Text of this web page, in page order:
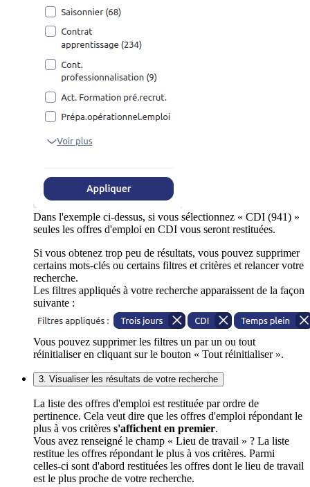
Dans l'exemple ci-dessus, si vous sélectionnez « CDI (941) »
seules les offres d'emploi en CDI vous seront restituées.
Si vous obtenez trop peu de résultats, vous pouvez supprimer
certains mots-clés ou certains filtres et critères et relancer votre
recherche.
Les filtres appliqués à votre recherche apparaissent de la façon
suivante :
Vous pouvez supprimer les filtres un par un ou tout
réinitialiser en cliquant sur le bouton « Tout réinitialiser ».
3. Visualiser les résultats de votre recherche
La liste des offres d'emploi est restituée par ordre de
pertinence. Cela veut dire que les offres d'emploi répondant le
plus à vos critères s'affichent en premier.
Vous avez renseigné le champ « Lieu de travail » ? La liste
restitue les offres répondant le plus à vos critères. Parmi
celles-ci sont d'abord restituées les offres dont le lieu de travail
est le plus proche de votre recherche.